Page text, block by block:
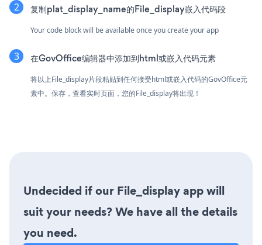
复制plat_display_name的File_display嵌入代码段
Your code block will be available once you create your app
在GovOffice编辑器中添加到html或嵌入代码元素
将以上File_display片段粘贴到任何接受html或嵌入代码的GovOffice元
素中。保存，查看实时页面，您的File_display将出现！
Undecided if our File_display app will
suit your needs? We have all the details
you need.